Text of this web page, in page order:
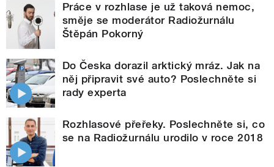
Práce v rozhlase je už taková nemoc,
směje se moderátor Radiožurnálu
Štěpán Pokorný
Do Česka dorazil arktický mráz. Jak na
něj připravit své auto? Poslechněte si
rady experta
Rozhlasové přeřeky. Poslechněte si, co
se na Radiožurnálu urodilo v roce 2018